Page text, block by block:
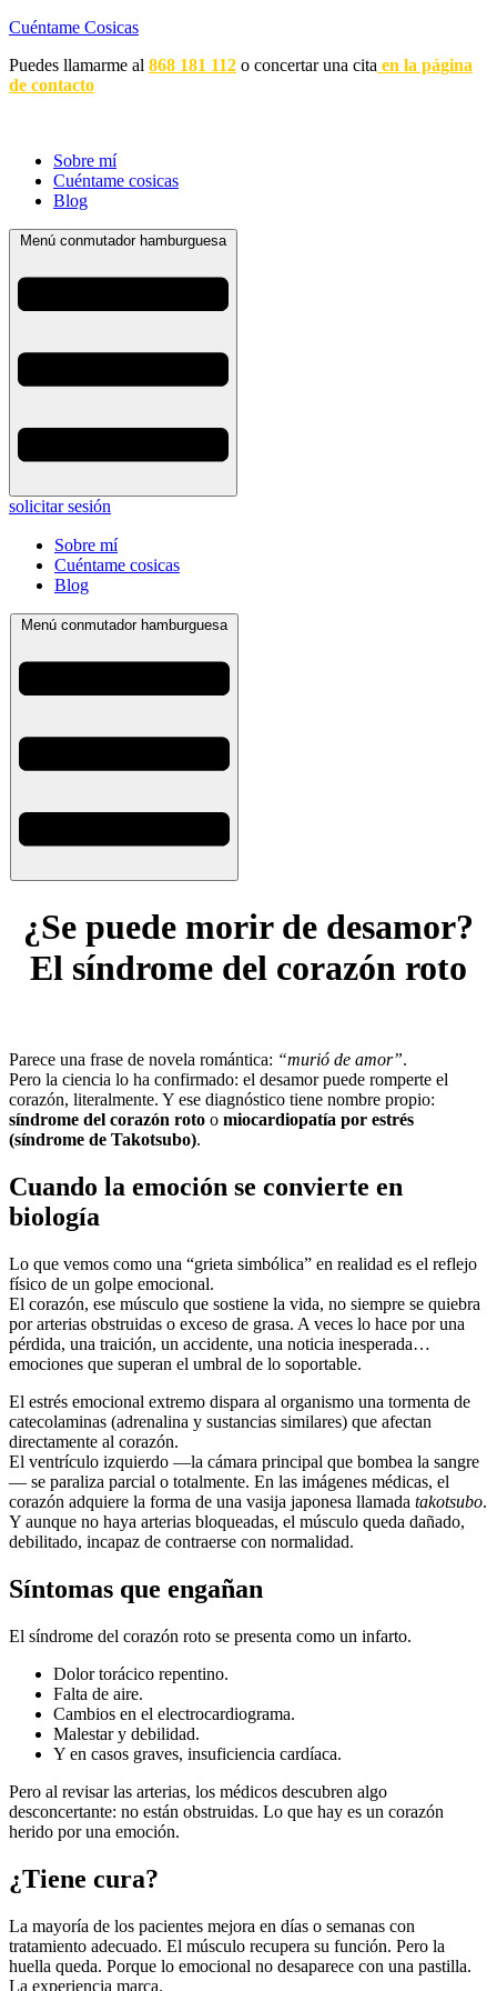
Cuéntame Cosicas
Puedes llamarme al 868 181 112 o concertar una cita en la página
de contacto
Sobre mí
Cuéntame cosicas
Blog
Menú conmutador hamburguesa
solicitar sesión
Sobre mí
Cuéntame cosicas
Blog
Menú conmutador hamburguesa
¿Se puede morir de desamor?
El síndrome del corazón roto
Parece una frase de novela romántica: “murió de amor”.
Pero la ciencia lo ha confirmado: el desamor puede romperte el
corazón, literalmente. Y ese diagnóstico tiene nombre propio:
síndrome del corazón roto o miocardiopatía por estrés
(síndrome de Takotsubo).
Cuando la emoción se convierte en
biología
Lo que vemos como una “grieta simbólica” en realidad es el reflejo
físico de un golpe emocional.
El corazón, ese músculo que sostiene la vida, no siempre se quiebra
por arterias obstruidas o exceso de grasa. A veces lo hace por una
pérdida, una traición, un accidente, una noticia inesperada…
emociones que superan el umbral de lo soportable.
El estrés emocional extremo dispara al organismo una tormenta de
catecolaminas (adrenalina y sustancias similares) que afectan
directamente al corazón.
El ventrículo izquierdo —la cámara principal que bombea la sangre
— se paraliza parcial o totalmente. En las imágenes médicas, el
corazón adquiere la forma de una vasija japonesa llamada takotsubo.
Y aunque no haya arterias bloqueadas, el músculo queda dañado,
debilitado, incapaz de contraerse con normalidad.
Síntomas que engañan
El síndrome del corazón roto se presenta como un infarto.
Dolor torácico repentino.
Falta de aire.
Cambios en el electrocardiograma.
Malestar y debilidad.
Y en casos graves, insuficiencia cardíaca.
Pero al revisar las arterias, los médicos descubren algo
desconcertante: no están obstruidas. Lo que hay es un corazón
herido por una emoción.
¿Tiene cura?
La mayoría de los pacientes mejora en días o semanas con
tratamiento adecuado. El músculo recupera su función. Pero la
huella queda. Porque lo emocional no desaparece con una pastilla.
La experiencia marca.